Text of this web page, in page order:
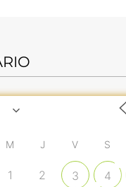
M J V S
1 2 3 4